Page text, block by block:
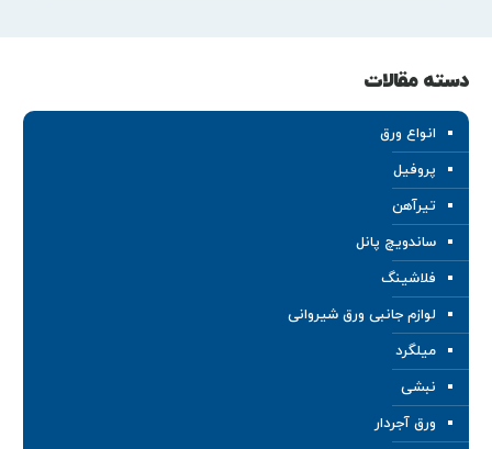
دسته مقالات
انواع ورق
پروفیل
تیرآهن
ساندویچ پانل
فلاشینگ
لوازم جانبی ورق شیروانی
میلگرد
نبشی
ورق آجردار